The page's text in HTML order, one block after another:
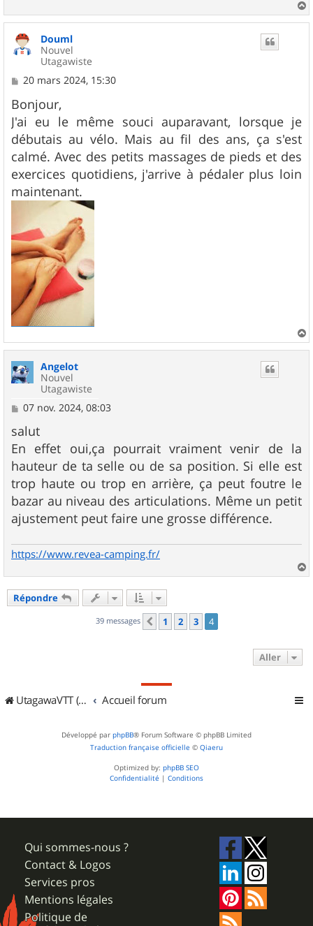
a
Douml
Nouvel
Utagawiste
M
s
s
a
g
e
20 mars 2024, 15:30
Bonjour,
J'ai eu le même souci auparavant, lorsque je
débutais au vélo. Mais au fil des ans, ça s'est
calmé. Avec des petits massages de pieds et des
exercices quotidiens, j'arrive à pédaler plus loin
maintenant.
a
Angelot
Nouvel
Utagawiste
M
s
s
a
g
e
07 nov. 2024, 08:03
salut
En effet oui,ça pourrait vraiment venir de la
hauteur de ta selle ou de sa position. Si elle est
trop haute ou trop en arrière, ça peut foutre le
bazar au niveau des articulations. Même un petit
ajustement peut faire une grosse différence.
https://www.revea-camping.fr/
a
Répondre
39 messages Précédent
1 2 3 4
Aller
UtagawaVTT (Randos VTT et VTTAE avec traces GPS) Accueil forum
Développé par phpBB® Forum Software © phpBB Limited
Traduction française officielle © Qiaeru
Optimized by: phpBB SEO
Confidentialité | Conditions
Qui sommes-nous ?
Contact & Logos
Services pros
Mentions légales
Politique de